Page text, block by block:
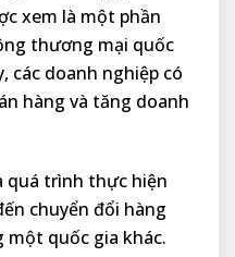
xem là một phần
thương mại quốc
các doanh nghiệp có
hàng và tăng doanh
quá trình thực hiện
chuyển đổi hàng
quốc gia khác.